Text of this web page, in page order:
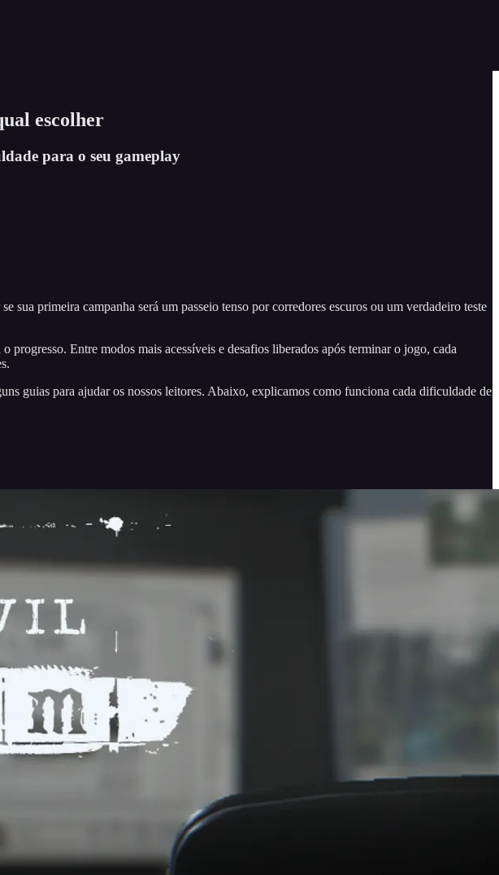
escolher
para o seu gameplay
sua primeira campanha será um passeio tenso por corredores escuros ou um verdadeiro teste
Entre modos mais acessíveis e desafios liberados após terminar o jogo, cada
guias para ajudar os nossos leitores. Abaixo, explicamos como funciona cada dificuldade de